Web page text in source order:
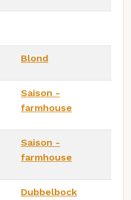
Blond
Saison -
farmhouse
Saison -
farmhouse
Dubbelbock